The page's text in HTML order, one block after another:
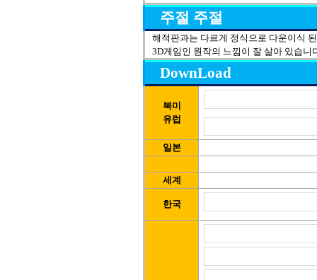
주절 주절
해적판과는 다르게 정식으로 다운이식
3D게임인 원작의 느낌이 잘 살아 있습니
DownLoad
북미
유럽
일본
세계
한국